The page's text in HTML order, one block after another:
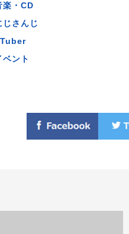
楽・CD
じさんじ
ベント